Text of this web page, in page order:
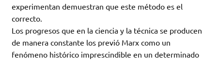
experimentan demuestran que este método es el
correcto.
Los progresos que en la ciencia y la técnica se producen
de manera constante los previó Marx como un
fenómeno histórico imprescindible en un determinado